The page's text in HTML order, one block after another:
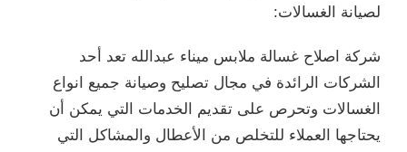
لصيانة الغسالات:
شركة اصلاح غسالة ملابس ميناء عبدالله تعد أحد
الشركات الرائدة في مجال تصليح وصيانة جميع انواع
الغسالات وتحرص على تقديم الخدمات التي يمكن أن
يحتاجها العملاء للتخلص من الأعطال والمشاكل التي